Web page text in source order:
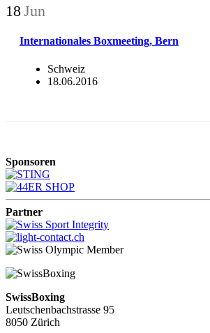
18Jun
Internationales Boxmeeting, Bern
Schweiz
18.06.2016
Sponsoren
Partner
SwissBoxing
Leutschenbachstrasse 95
8050 Zürich